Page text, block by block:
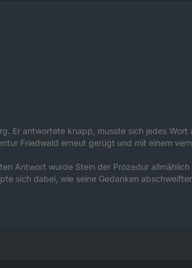
Er antwortete knapp, musste sich jedes Wort
Friedwald erneut gerügt und mit einem
Antwort wurde Stein der Prozedur
sich dabei, wie seine Gedanken